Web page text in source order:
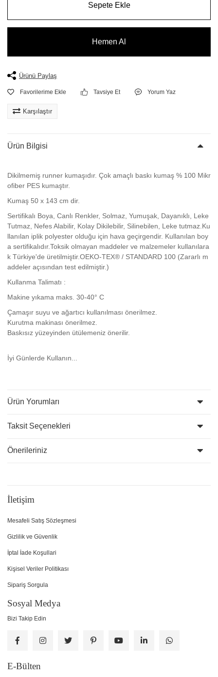
Sepete Ekle
Hemen Al
Ürünü Paylaş
Tavsiye Et Yorum Yaz
Karşılaştır
Ürün Bilgisi
Dikilmemiş runner kumaşıdır. Çok amaçlı baskı kumaş % 100 Mikr
ofiber PES kumaştır.
Kumaş 50 x 143 cm dir.
Sertifikalı Boya, Canlı Renkler, Solmaz, Yumuşak, Dayanıklı, Leke
Tutmaz, Nefes Alabilir, Kolay Dikilebilir, Silinebilen, Leke tutmaz.Ku
llanılan iplik polyester olduğu için hava geçirgendir. Kullanılan boy
a sertifikalıdır.Toksik olmayan maddeler ve malzemeler kullanılara
k Türkiye'de üretilmiştir.OEKO-TEX® / STANDARD 100 (Zararlı m
addeler açısından test edilmiştir.)
Kullanma Talimatı :
Makine yıkama maks. 30-40° C
Çamaşır suyu ve ağartıcı kullanılması önerilmez.
Kurutma makinası önerilmez.
Baskısız yüzeyinden ütülemeniz önerilir.
İyi Günlerde Kullanın...
Ürün Yorumları
Taksit Seçenekleri
Önerileriniz
İletişim
Mesafeli Satış Sözleşmesi
Gizlilik ve Güvenlik
İptal İade Koşullari
Kişisel Veriler Politikası
Sipariş Sorgula
Sosyal Medya
Bizi Takip Edin
E-Bülten